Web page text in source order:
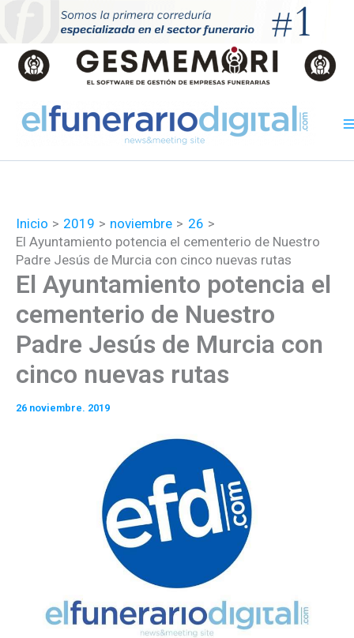
contenido
Inicio 2019 noviembre
26
El Ayuntamiento potencia el cementerio de Nuestro
Padre Jesús de Murcia con cinco nuevas rutas
El Ayuntamiento potencia el
cementerio de Nuestro
Padre Jesús de Murcia con
cinco nuevas rutas
26 noviembre. 2019